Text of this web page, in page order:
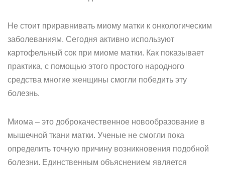
Не стоит приравнивать миому матки к онкологическим
заболеваниям. Сегодня активно используют
картофельный сок при миоме матки. Как показывает
практика, с помощью этого простого народного
средства многие женщины смогли победить эту
болезнь.
Миома – это доброкачественное новообразование в
мышечной ткани матки. Ученые не смогли пока
определить точную причину возникновения подобной
болезни. Единственным объяснением является